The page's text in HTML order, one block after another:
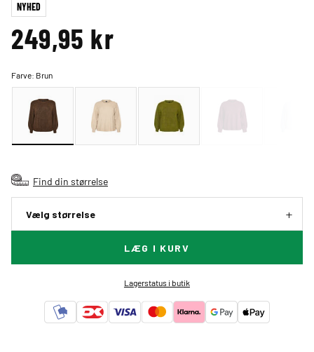
NYHED
249,95 kr
Farve: Brun
Find din størrelse
Vælg størrelse
LÆG I KURV
Lagerstatus i butik